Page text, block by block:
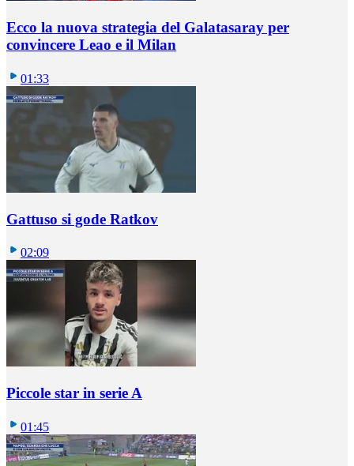
Ecco la nuova strategia del Galatasaray per
convincere Leao e il Milan
01:33
Gattuso si gode Ratkov
02:09
Piccole star in serie A
01:45